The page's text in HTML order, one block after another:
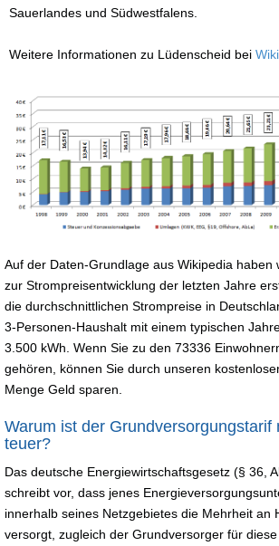
Sauerlandes und Südwestfalens.
Weitere Informationen zu Lüdenscheid bei
Auf der Daten-Grundlage aus Wikipedia haben
zur Strompreisentwicklung der letzten Jahre
die durchschnittlichen Strompreise in
3-Personen-Haushalt mit einem typischen
3.500 kWh. Wenn Sie zu den 73336
gehören, können Sie durch unseren
Menge Geld sparen.
Warum ist der Grundversorgungstarif
teuer?
Das deutsche Energiewirtschaftsgesetz (§ 36,
schreibt vor, dass jenes
innerhalb seines Netzgebietes die Mehrheit an
versorgt, zugleich der Grundversorger für